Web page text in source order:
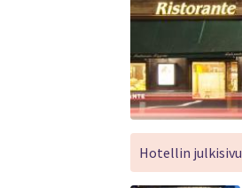
Hotellin julkisivu